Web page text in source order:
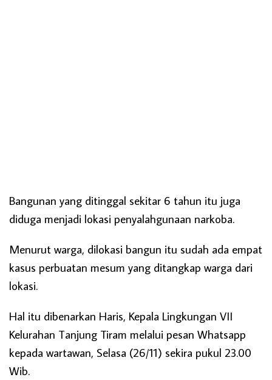
Bangunan yang ditinggal sekitar 6 tahun itu juga
diduga menjadi lokasi penyalahgunaan narkoba.
Menurut warga, dilokasi bangun itu sudah ada empat
kasus perbuatan mesum yang ditangkap warga dari
lokasi.
Hal itu dibenarkan Haris, Kepala Lingkungan VII
Kelurahan Tanjung Tiram melalui pesan Whatsapp
kepada wartawan, Selasa (26/11) sekira pukul 23.00
Wib.